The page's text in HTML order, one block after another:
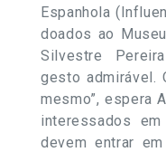
Espanhola
doados ao
Silvestre
gesto admirável.
mesmo”, espera
interessados
devem entrar